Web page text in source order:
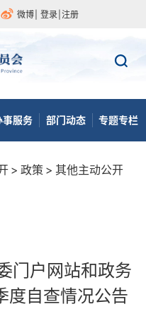
微博 登录 注册
事服务 部门动态 专题专栏
> 政策 > 其他主动公开
门户网站和政务
度自查情况公告